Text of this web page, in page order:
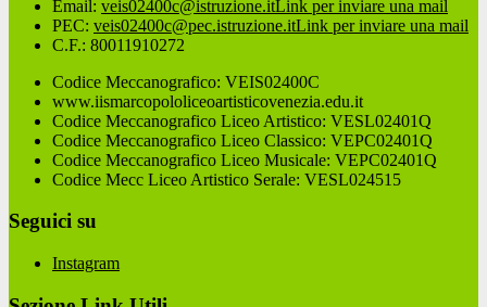
Email: veis02400c@istruzione.itLink per inviare una mail
PEC: veis02400c@pec.istruzione.itLink per inviare una mail
C.F.: 80011910272
Codice Meccanografico: VEIS02400C
www.iismarcopololiceoartisticovenezia.edu.it
Codice Meccanografico Liceo Artistico: VESL02401Q
Codice Meccanografico Liceo Classico: VEPC02401Q
Codice Meccanografico Liceo Musicale: VEPC02401Q
Codice Mecc Liceo Artistico Serale: VESL024515
Seguici su
Instagram